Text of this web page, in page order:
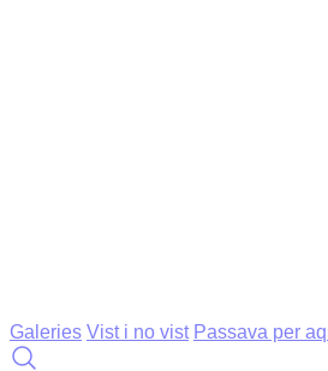
Galeries Vist i no vist Passava per